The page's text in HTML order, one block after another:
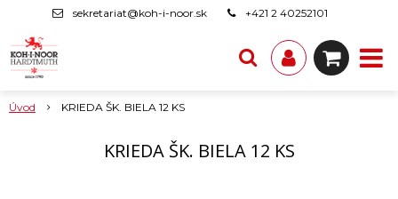
sekretariat@koh-i-noor.sk +421 2 40252101
Úvod KRIEDA ŠK. BIELA 12 KS
KRIEDA ŠK. BIELA 12 KS